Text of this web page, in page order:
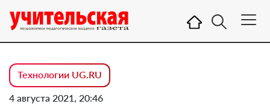
Технологии UG.RU
4 августа 2021, 20:46